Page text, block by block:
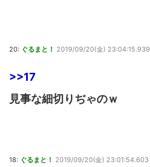
20: ぐるまと！ 2019/09/20(金) 23:04:15.939
>>17
見事な細切りぢゃのｗ
18: ぐるまと！ 2019/09/20(金) 23:01:54.603